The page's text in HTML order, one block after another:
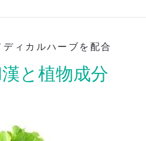
ィカルハーブを配合
と植物成分